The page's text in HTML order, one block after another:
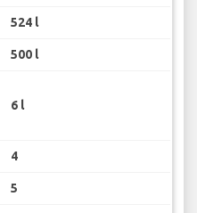
524 l
500 l
6 l
4
5